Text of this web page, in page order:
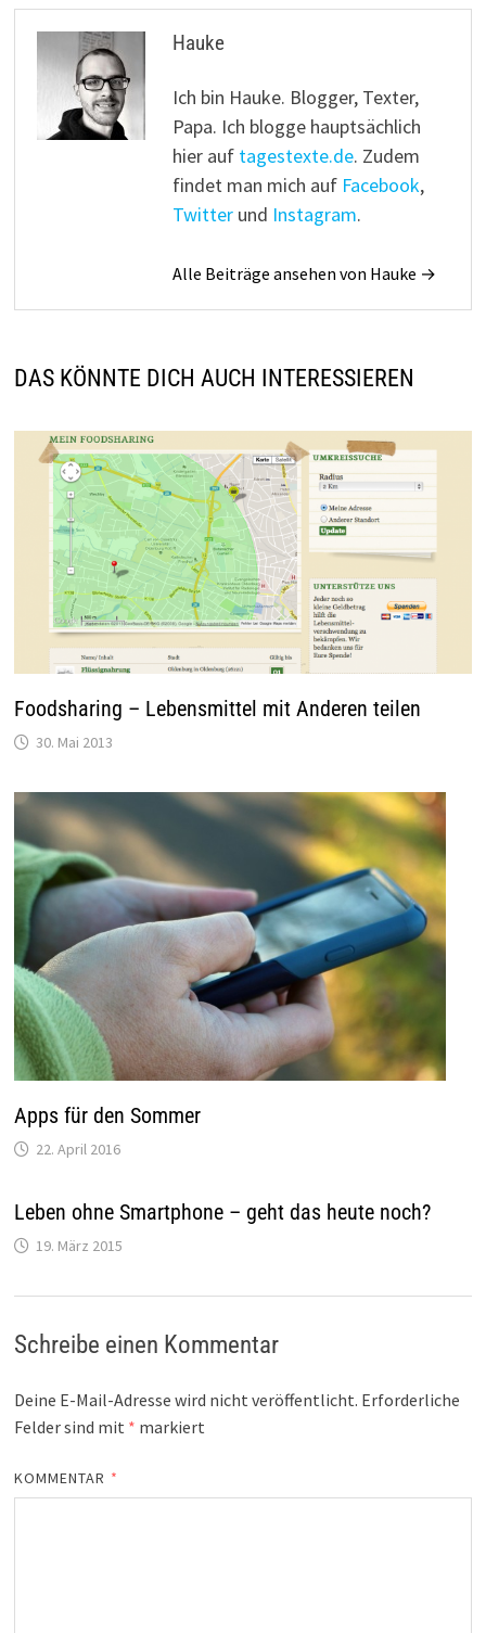
Hauke
Ich bin Hauke. Blogger, Texter,
Papa. Ich blogge hauptsächlich
hier auf tagestexte.de. Zudem
findet man mich auf Facebook,
Twitterund Instagram.
Alle Beiträge ansehen von Hauke →
DAS KÖNNTE DICH AUCH INTERESSIEREN
Foodsharing – Lebensmittel mit Anderen teilen
30. Mai 2013
Apps für den Sommer
22. April 2016
Leben ohne Smartphone – geht das heute noch?
19. März 2015
Schreibe einen Kommentar
Deine E-Mail-Adresse wird nicht veröffentlicht. Erforderliche
Felder sind mit * markiert
KOMMENTAR *